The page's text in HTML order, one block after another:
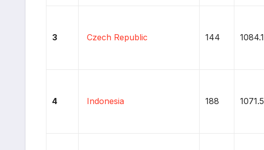
3 Czech Republic 144 1084.1
4 Indonesia 188 1071.5